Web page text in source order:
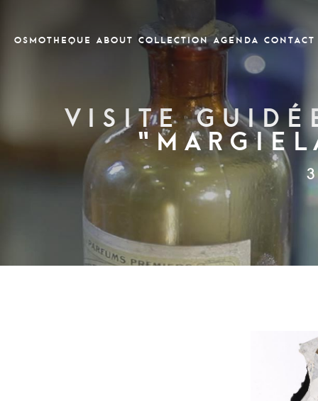
OSMOTHEQUE ABOUT COLLECTION Agenda CONTACT
Visite